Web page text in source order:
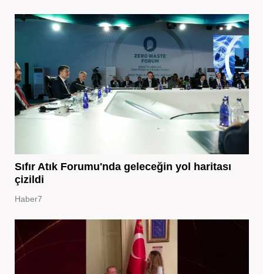
Sıfır Atık Forumu'nda geleceğin yol haritası
çizildi
Haber7